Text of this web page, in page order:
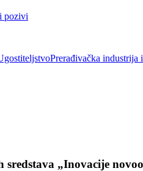
pozivi
Prerađivačka industrija
„Inovacije